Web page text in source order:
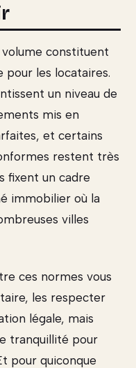
constituent
les locataires.
un niveau de
mis en
et certains
restent très
fixent un cadre
immobilier où la
villes
ces normes vous
les respecter
légale, mais
tranquillité pour
pour quiconque